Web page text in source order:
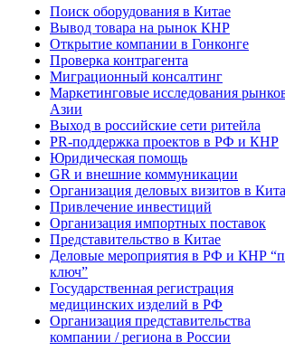
Поиск оборудования в Китае
Вывод товара на рынок КНР
Открытие компании в Гонконге
Проверка контрагента
Миграционный консалтинг
Маркетинговые исследования
Азии
Выход в российские сети ритейла
PR-поддержка проектов в РФ и КНР
Юридическая помощь
GR и внешние коммуникации
Организация деловых визитов в
Привлечение инвестиций
Организация импортных поставок
Представительство в Китае
Деловые мероприятия в РФ и КНР
ключ”
Государственная регистрация
медицинских изделий в РФ
Организация представительства
компании / региона в России